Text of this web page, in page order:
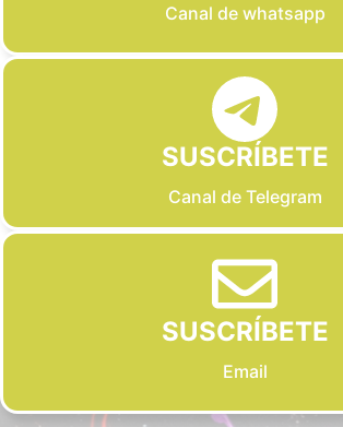
Canal de whatsapp
SUSCRÍBETE
Canal de Telegram
SUSCRÍBETE
Email